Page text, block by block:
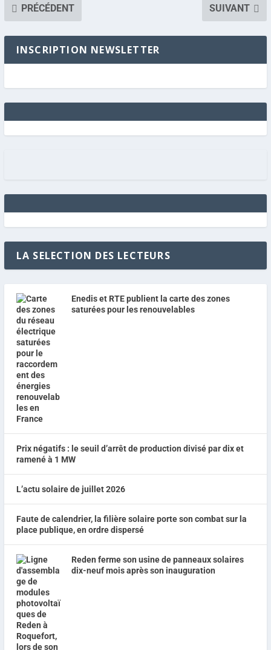
PRÉCÉDENT SUIVANT
INSCRIPTION NEWSLETTER
LA SELECTION DES LECTEURS
Enedis et RTE publient la carte des zones
saturées pour les renouvelables
Prix négatifs : le seuil d’arrêt de production divisé par dix et
ramené à 1 MW
L’actu solaire de juillet 2026
Faute de calendrier, la filière solaire porte son combat sur la
place publique, en ordre dispersé
Reden ferme son usine de panneaux solaires
dix-neuf mois après son inauguration